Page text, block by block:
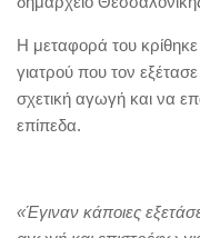
Η μεταφορά του
γιατρού που τον
σχετική αγωγή και να
επίπεδα.
«Έγιναν κάποιες